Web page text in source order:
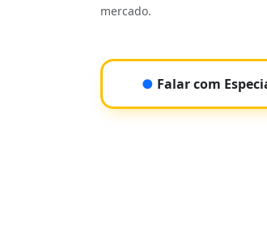
mercado.
● Falar com